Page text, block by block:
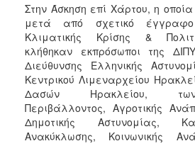
Στην Άσκηση επί Χάρτου, η
μετά από σχετικό έγγραφο
Κλιματικής Κρίσης &
κλήθηκαν εκπρόσωποι της
Διεύθυνσης Ελληνικής
Κεντρικού Λιμεναρχείου
Δασών Ηρακλείου, των
Περιβάλλοντος, Αγροτικής
Δημοτικής Αστυνομίας,
Ανακύκλωσης, Κοινωνικής